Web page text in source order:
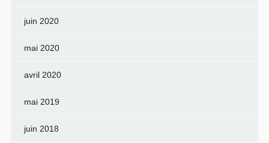
juin 2020
mai 2020
avril 2020
mai 2019
juin 2018